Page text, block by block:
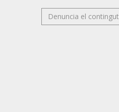
Denuncia el contingut